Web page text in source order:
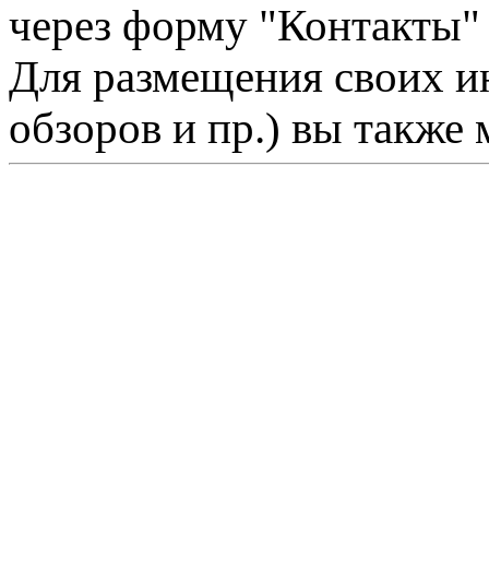
через форму "Контакты"
Для размещения своих
обзоров и пр.) вы также